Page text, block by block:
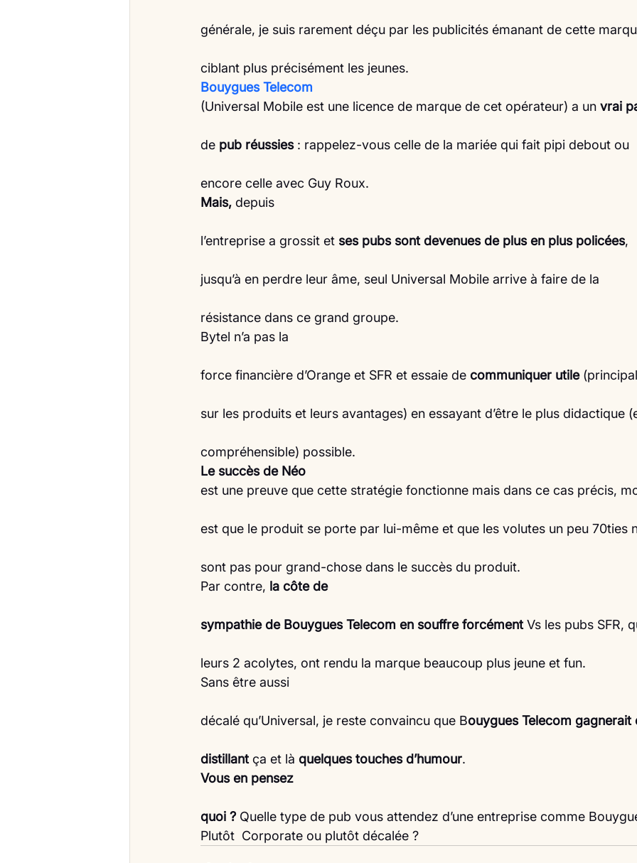
générale, je suis rarement déçu par les publicités émanant de cette
ciblant plus précisément les jeunes.
Bouygues Telecom
(Universal Mobile est une licence de marque de cet opérateur) a un vrai
de pub réussies : rappelez-vous celle de la mariée qui fait pipi debout ou
encore celle avec Guy Roux.
Mais, depuis
l’entreprise a grossit et ses pubs sont devenues de plus en plus policées,
jusqu’à en perdre leur âme, seul Universal Mobile arrive à faire de la
résistance dans ce grand groupe.
Bytel n’a pas la
force financière d’Orange et SFR et essaie de communiquer utile
sur les produits et leurs avantages) en essayant d’être le plus didactique
compréhensible) possible.
Le succès de Néo
est une preuve que cette stratégie fonctionne mais dans ce cas précis,
est que le produit se porte par lui-même et que les volutes un peu 70ties
sont pas pour grand-chose dans le succès du produit.
Par contre, la côte de
sympathie de Bouygues Telecom en souffre forcément Vs les pubs SFR,
leurs 2 acolytes, ont rendu la marque beaucoup plus jeune et fun.
Sans être aussi
décalé qu’Universal, je reste convaincu que Bouygues Telecom gagnerait
distillant ça et là quelques touches d’humour.
Vous en pensez
quoi ? Quelle type de pub vous attendez d’une entreprise comme
Plutôt  Corporate ou plutôt décalée ?